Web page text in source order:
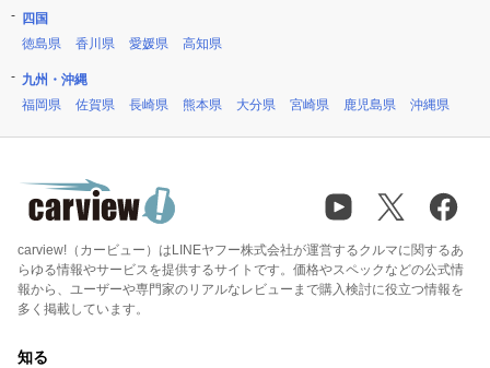
四国
徳島県
香川県 愛媛県 高知県
九州・沖縄
福岡県
佐賀県 長崎県 熊本県 大分県 宮崎県 鹿児島県 沖縄県
carview!（カービュー）はLINEヤフー株式会社が運営するクルマに関するあ
らゆる情報やサービスを提供するサイトです。価格やスペックなどの公式情
報から、ユーザーや専門家のリアルなレビューまで購入検討に役立つ情報を
多く掲載しています。
知る